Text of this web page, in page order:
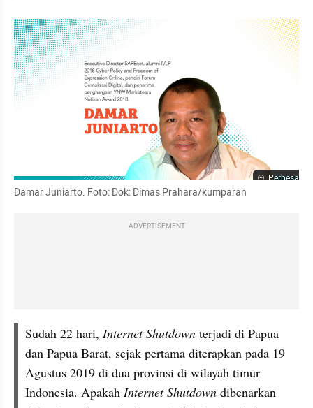
Perbesar
Damar Juniarto. Foto: Dok: Dimas Prahara/kumparan
ADVERTISEMENT
Sudah 22 hari, Internet Shutdown terjadi di Papua
dan Papua Barat, sejak pertama diterapkan pada 19
Agustus 2019 di dua provinsi di wilayah timur
Indonesia. Apakah Internet Shutdown dibenarkan